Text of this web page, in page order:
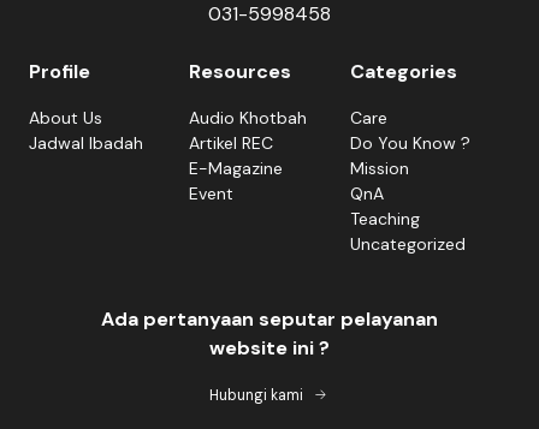
031-5998458
Profile
About Us
Jadwal Ibadah
Resources
Audio Khotbah
Artikel REC
E-Magazine
Event
Categories
Care
Do You Know ?
Mission
QnA
Teaching
Uncategorized
Ada pertanyaan seputar pelayanan
website ini ?
Hubungi kami